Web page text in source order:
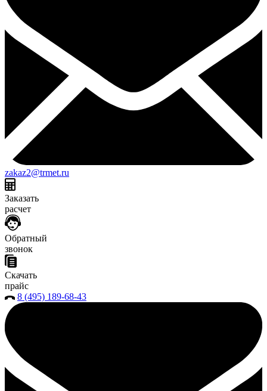
zakaz2@trmet.ru
Заказать
расчет
Обратный
звонок
Скачать
прайс
8 (495) 189-68-43